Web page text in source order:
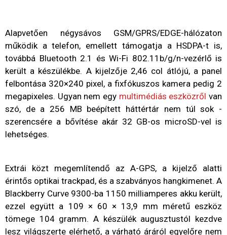
Alapvetően négysávos GSM/GPRS/EDGE-hálózaton
működik a telefon, emellett támogatja a HSDPA-t is,
továbbá Bluetooth 2.1 és Wi-Fi 802.11b/g/n-vezérlő is
került a készülékbe. A kijelzője 2,46 col átlójú, a panel
felbontása 320×240 pixel, a fixfókuszos kamera pedig 2
megapixeles. Ugyan nem egy multimédiás eszközről van
szó, de a 256 MB beépített háttértár nem túl sok -
szerencsére a bővítése akár 32 GB-os microSD-vel is
lehetséges.
Extrái közt megemlítendő az A-GPS, a kijelző alatti
érintős optikai trackpad, és a szabványos hangkimenet. A
Blackberry Curve 9300-ba 1150 milliamperes akku került,
ezzel együtt a 109 × 60 × 13,9 mm méretű eszköz
tömege 104 gramm. A készülék augusztustól kezdve
lesz világszerte elérhető, a várható áráról egyelőre nem